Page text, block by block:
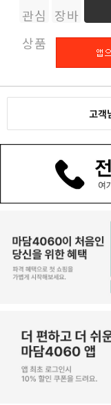
관심
상품
장바
구니
고객